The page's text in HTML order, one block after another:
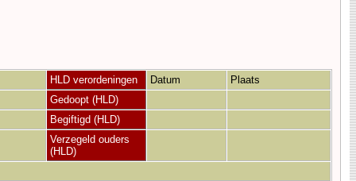
HLD verordeningen Datum
Plaats
Gedoopt (HLD)
Begiftigd (HLD)
Verzegeld ouders
(HLD)